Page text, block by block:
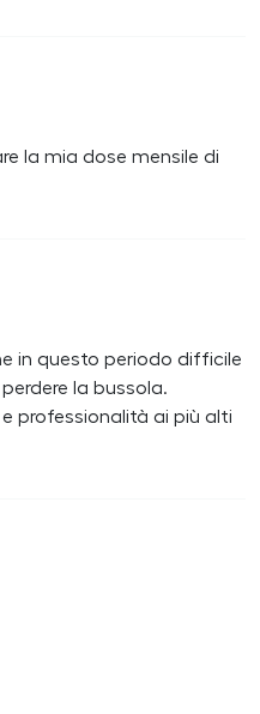
la mia dose mensile di
in questo periodo difficile
la bussola.
professionalità ai più alti